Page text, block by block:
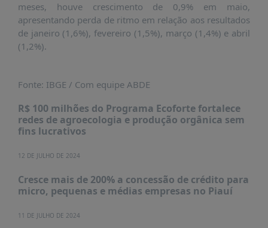
ESTUDOS
NOTÍCIAS
BID
ABDE
DE
JORNALISMO
SABER
CONTATO
meses, houve crescimento de 0,9% em maio,
apresentando perda de ritmo em relação aos resultados
de janeiro (1,6%), fevereiro (1,5%), março (1,4%) e abril
(1,2%).
Fonte: IBGE / Com equipe ABDE
R$ 100 milhões do Programa Ecoforte fortalece
redes de agroecologia e produção orgânica sem
fins lucrativos
12 DE JULHO DE 2024
Cresce mais de 200% a concessão de crédito para
micro, pequenas e médias empresas no Piauí
11 DE JULHO DE 2024